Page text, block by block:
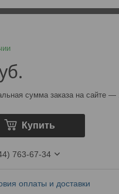
сумма заказа на сайте —
Купить
763-67-34
оплаты и доставки